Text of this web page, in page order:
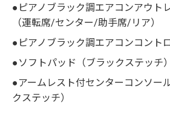
●ピアノブラック調エアコンアウト
（運転席/センター/助手席/リア）
●ピアノブラック調エアコンコント
●ソフトパッド（ブラックステッチ）
●アームレスト付センターコンソー
クステッチ）